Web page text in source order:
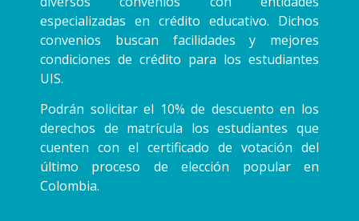
especializadas en crédito educativo. Dichos
convenios buscan facilidades y mejores
condiciones de crédito para los estudiantes
UIS.
Podrán solicitar el 10% de descuento en los
derechos de matrícula los estudiantes que
cuenten con el certificado de votación del
último proceso de elección popular en
Colombia.